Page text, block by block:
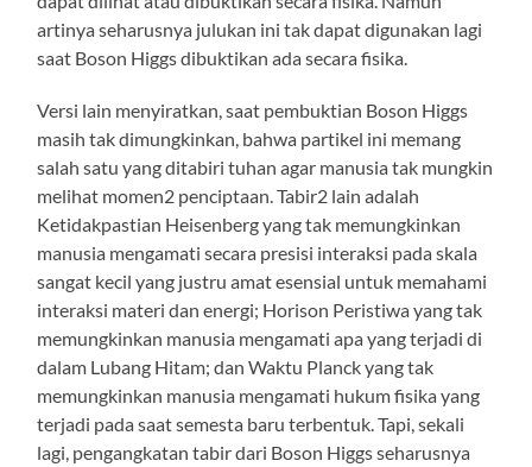
artinya seharusnya julukan ini tak dapat digunakan lagi
saat Boson Higgs dibuktikan ada secara fisika.
Versi lain menyiratkan, saat pembuktian Boson Higgs
masih tak dimungkinkan, bahwa partikel ini memang
salah satu yang ditabiri tuhan agar manusia tak mungkin
melihat momen2 penciptaan. Tabir2 lain adalah
Ketidakpastian Heisenberg yang tak memungkinkan
manusia mengamati secara presisi interaksi pada skala
sangat kecil yang justru amat esensial untuk memahami
interaksi materi dan energi; Horison Peristiwa yang tak
memungkinkan manusia mengamati apa yang terjadi di
dalam Lubang Hitam; dan Waktu Planck yang tak
memungkinkan manusia mengamati hukum fisika yang
terjadi pada saat semesta baru terbentuk. Tapi, sekali
lagi, pengangkatan tabir dari Boson Higgs seharusnya